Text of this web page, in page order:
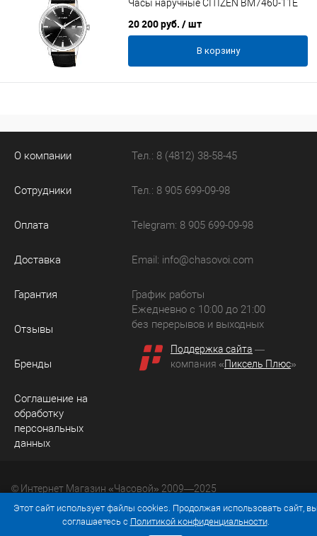
Часы наручные CITIZEN BM7460-11E
20 200 руб. / шт
В корзину
О компании
Сотрудники
Оплата
Доставка
Гарантия
Отзывы
Бренды
Соглашение на
обработку
персональных
данных
Тел.: 8 (4812) 38-58-45
Тел.: 8 905 699-09-98
Telegram: 8 905 699-09-98
Email: info@chasovoi.com
График работы
Ежедневно с 10:00 до 21:00
без перерывов и выходных
Поддержка сайта —
компания «Пиксель Плюс»
© Интернет Магазин «Часовой» 2009—2025
Юридический адрес: 214036 Россия, г. Смоленск, ул.
Рыленкова, д. 61а, кв. 24.
Этот сайт использует файлы cookies. Продолжая использовать сайт,
соглашаетесь с Политикой конфиденциальности.